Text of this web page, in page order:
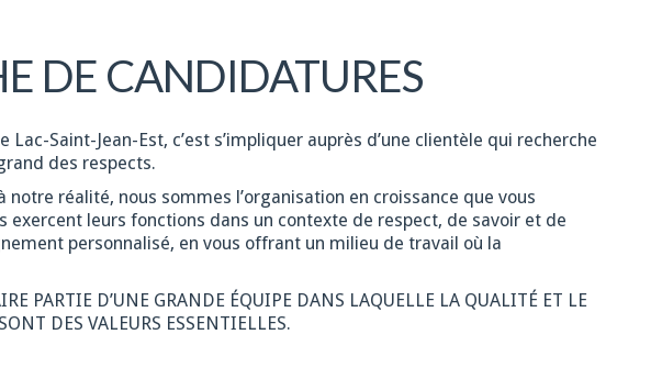
DE CANDIDATURES
Saint-Jean-Est, c’est s’impliquer auprès d’une clientèle qui recherche
des respects.
réalité, nous sommes l’organisation en croissance que vous
exercent leurs fonctions dans un contexte de respect, de savoir et de
personnalisé, en vous offrant un milieu de travail où la
PARTIE D’UNE GRANDE ÉQUIPE DANS LAQUELLE LA QUALITÉ ET LE
DES VALEURS ESSENTIELLES.